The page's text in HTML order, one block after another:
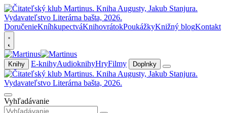
DoručenieKníhkupectváKnihovrátokPoukážkyKnižný blogKontakt
Knihy E-knihyAudioknihyHryFilmy Doplnky
Vyhľadávanie